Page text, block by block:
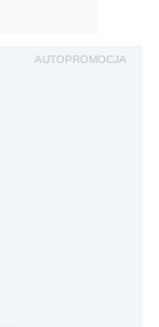
AUTOPROMOCJA